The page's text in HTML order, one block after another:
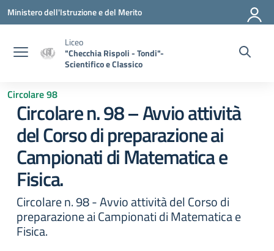
Vai ai contenuti
Vai al menu di navigazione
Vai al footer
Ministero dell'Istruzione e del Merito
Liceo
"Checchia Rispoli - Tondi"-
Scientifico e Classico
Circolare 98
Circolare n. 98 – Avvio attività
del Corso di preparazione ai
Campionati di Matematica e
Fisica.
Circolare n. 98 - Avvio attività del Corso di
preparazione ai Campionati di Matematica e
Fisica.